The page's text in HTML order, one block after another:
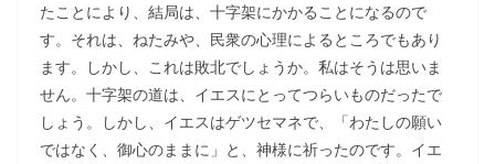
たことにより、結局は、十字架にかかることになるので
す。それは、ねたみや、民衆の心理によるところでもあり
ます。しかし、これは敗北でしょうか。私はそうは思いま
せん。十字架の道は、イエスにとってつらいものだったで
しょう。しかし、イエスはゲツセマネで、「わたしの願い
ではなく、御心のままに」と、神様に祈ったのです。イエ